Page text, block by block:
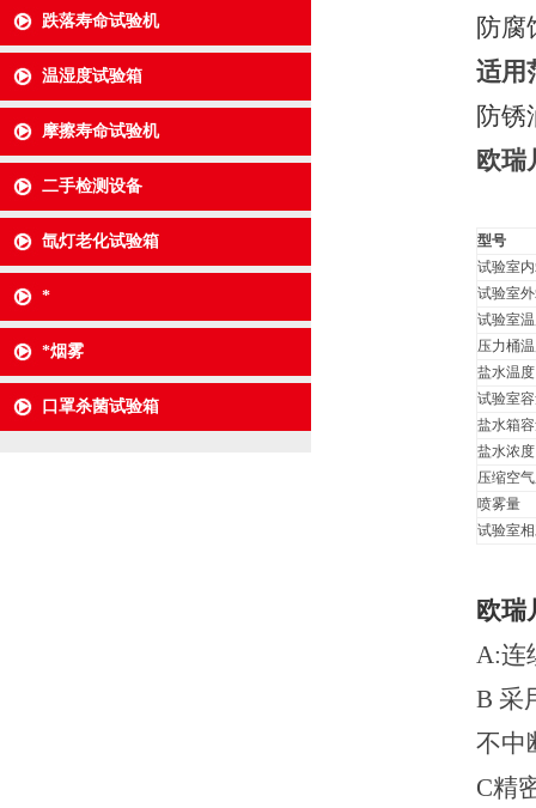
跌落寿命试验机
温湿度试验箱
摩擦寿命试验机
二手检测设备
氙灯老化试验箱
*
*烟雾
口罩杀菌试验箱
防腐
适用
防锈
欧瑞
型号
试验室
试验室
试验室
压力桶
盐水温度
试验室
盐水箱
盐水浓度
压缩空
喷雾量
试验室
欧瑞
A:连
B 采
不中
C精